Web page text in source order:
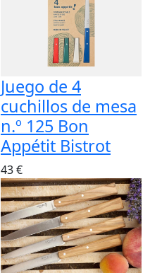
Juego de 4
cuchillos de mesa
n.º 125 Bon
Appétit Bistrot
43 €